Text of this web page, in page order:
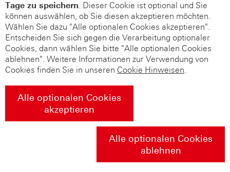
Tage zu speichern. Dieser Cookie ist optional und Sie
können auswählen, ob Sie diesen akzeptieren möchten.
Wählen Sie dazu "Alle optionalen Cookies akzeptieren".
Entscheiden Sie sich gegen die Verarbeitung optionaler
Cookies, dann wählen Sie bitte "Alle optionalen Cookies
ablehnen". Weitere Informationen zur Verwendung von
Cookies finden Sie in unseren Cookie Hinweisen.
Alle optionalen Cookies
akzeptieren
Alle optionalen Cookies
ablehnen